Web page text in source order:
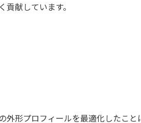
貢献しています。
外形プロフィールを最適化したこと